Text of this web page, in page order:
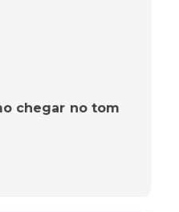
chegar no tom